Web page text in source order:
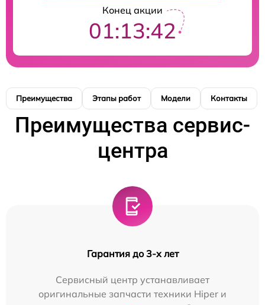
Конец акции
01:13:41
Преимущества Этапы работ Модели Контакты
Преимущества сервис-
центра
Гарантия до 3-х лет
Сервисный центр устанавливает
оригинальные запчасти техники Hiper и